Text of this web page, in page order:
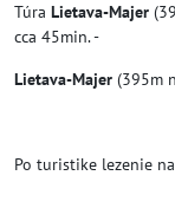
Túra Lietava-Majer
cca 45min. -
Lietava-Majer (395m
Po turistike lezenie